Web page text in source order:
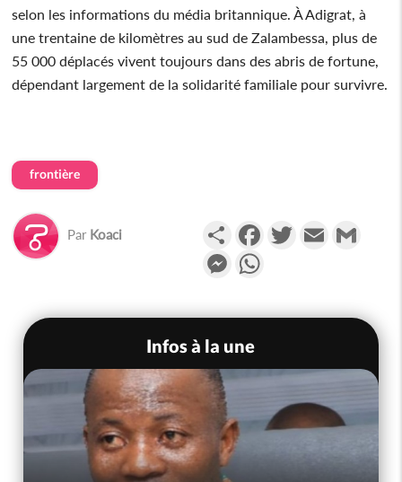
selon les informations du média britannique. À Adigrat, à
une trentaine de kilomètres au sud de Zalambessa, plus de
55 000 déplacés vivent toujours dans des abris de fortune,
dépendant largement de la solidarité familiale pour survivre.
frontière
Par Koaci PartagerFacebookTwitterEmail
Messenger
Infos à la une